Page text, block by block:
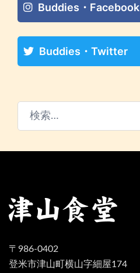
Buddies・Facebook
Buddies・Twitter
索:
〒986-0402
登米市津山町横山字細屋174